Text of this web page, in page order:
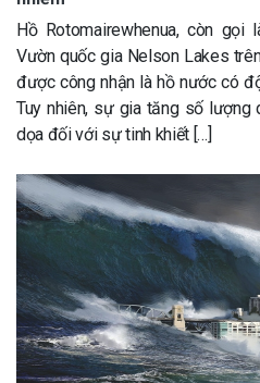
Hồ Rotomairewhenua, còn gọi
Vườn quốc gia Nelson Lakes
được công nhận là hồ nước có
Tuy nhiên, sự gia tăng số
dọa đối với sự tinh khiết […]